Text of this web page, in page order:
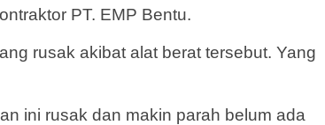
PT. EMP Bentu.
rusak akibat alat berat tersebut. Yang
ini rusak dan makin parah belum ada